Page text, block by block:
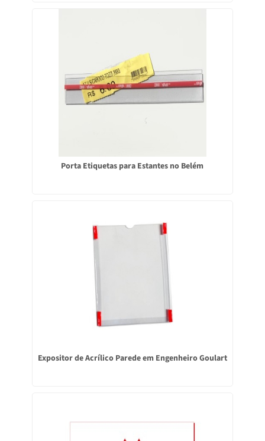
Porta Etiquetas para Estantes no Belém
Expositor de Acrílico Parede em Engenheiro Goulart